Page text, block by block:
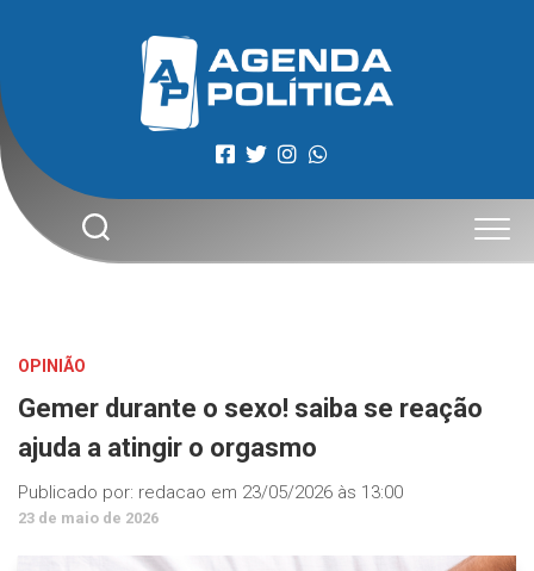
OPINIÃO
Gemer durante o sexo! saiba se reação
ajuda a atingir o orgasmo
Publicado por: redacao em 23/05/2026 às 13:00
23 de maio de 2026